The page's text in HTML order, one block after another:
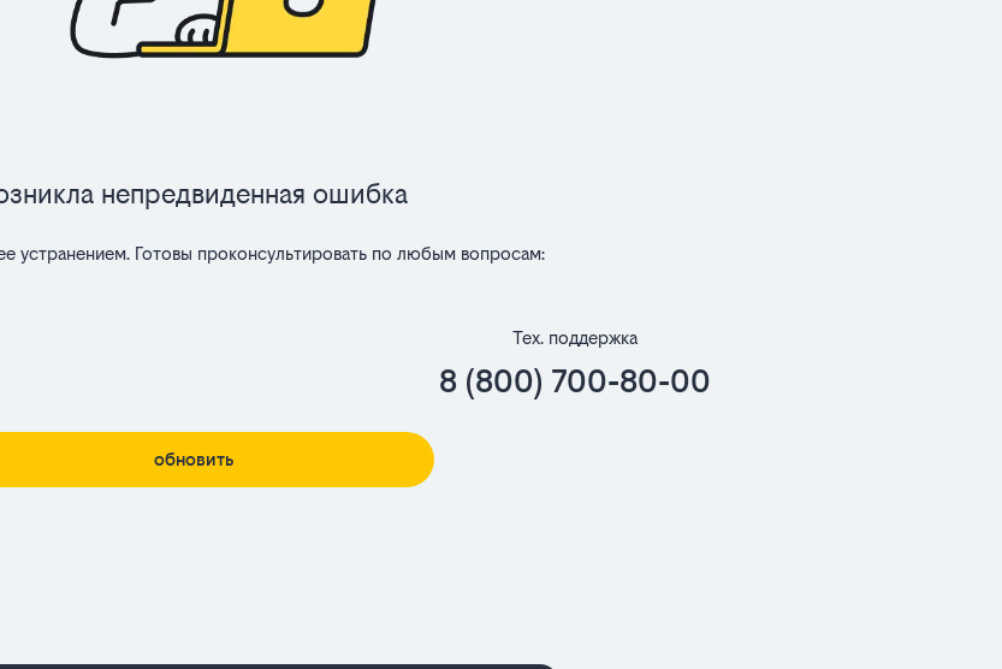
непредвиденная ошибка
устранением. Готовы проконсультировать по любым вопросам:
Тех. поддержка
8 (800) 700-80-00
обновить